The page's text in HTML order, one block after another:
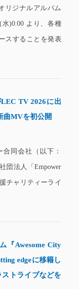
リジナルアルバム
水)0:00 より、各種
スすることを発表
TV 2026に出
曲MVを初公開
同会社（以下：
団法人「Empower
チャリティーライ
『Awesome City
edgeに移籍し
トライブなどを